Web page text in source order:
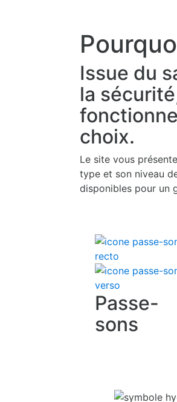
Issue du
la
choix.
Le site vous
type et son niveau
disponibles pour un
Passe-
sons